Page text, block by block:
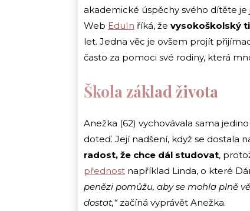
akademické úspěchy svého dítěte je
Web EduIn říká, že vysokoškolský
let. Jedna věc je ovšem projít
často za pomoci své rodiny, která
Škola základ života
Anežka (62) vychovávala sama
doteď. Její nadšení, když se dostala
radost, že chce dál studovat,
přednost například Linda, o které
penězi pomůžu, aby se mohla plně
dostat,“ začíná vyprávět Anežka.